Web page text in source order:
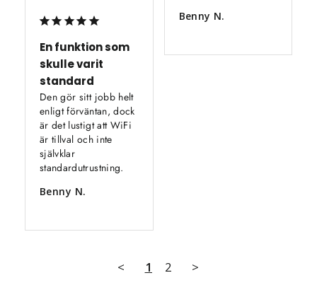
Benny N.
En funktion som
skulle varit
standard
Den gör sitt jobb helt
enligt förväntan, dock
är det lustigt att WiFi
är tillval och inte
självklar
standardutrustning.
Benny N.
< 1 2 >